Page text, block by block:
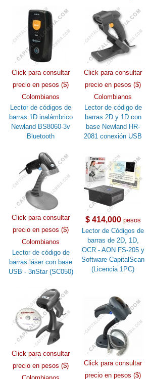
Click para consultar
precio en pesos ($)
Colombianos
Lector de códigos de
barras 1D inalámbrico
Newland BS8060-3v
Bluetooth
Click para consultar
precio en pesos ($)
Colombianos
Lector de código de
barras 2D y 1D con
base Newland HR-
2081 conexión USB
Click para consultar
precio en pesos ($)
Colombianos
Lector de código de
barras láser con base
USB - 3nStar (SC050)
$ 414,000pesos
Lector de Códigos de
barras de 2D, 1D,
OCR - AON FS-205 y
Software CapitalScan
(Licencia 1PC)
Click para consultar
precio en pesos ($)
Click para consultar
precio en pesos ($)